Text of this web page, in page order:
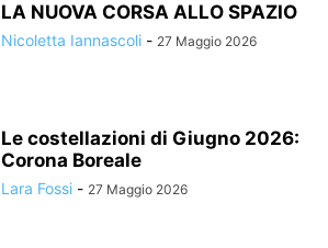
LA NUOVA CORSA ALLO SPAZIO
Nicoletta Iannascoli - 27 Maggio 2026
Le costellazioni di Giugno 2026:
Corona Boreale
Lara Fossi - 27 Maggio 2026